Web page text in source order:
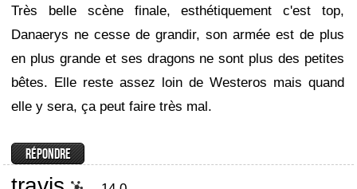
Très belle scène finale, esthétiquement c'est top,
Danaerys ne cesse de grandir, son armée est de plus
en plus grande et ses dragons ne sont plus des petites
bêtes. Elle reste assez loin de Westeros mais quand
elle y sera, ça peut faire très mal.